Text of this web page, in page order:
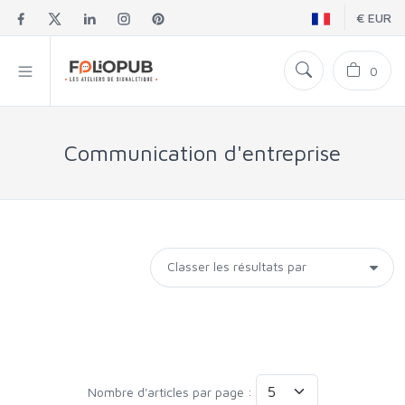
€ EUR
0
Communication d'entreprise
Nombre d'articles par page :